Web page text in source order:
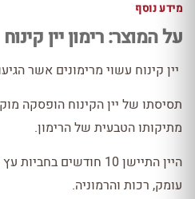
מידע נוסף
על המוצר: רימון יין קינוח
יין קינוח עשוי מרימונים אשר
תסיסתו של יין הקינוח הופסקה
מתיקותו הטבעית של הרימון.
היין התיישן 10 חודשים
עומק, רכות והרמוניה.